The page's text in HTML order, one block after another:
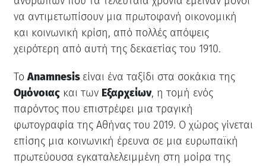
να αντιμετωπίσουν μια πρωτοφανή οικονομική
και κοινωνική κρίση, από πολλές απόψεις
χειρότερη από αυτή της δεκαετίας του 1910.
ΤοAnamnesis είναι ένα ταξίδι στα σοκάκια της
Ομόνοιαςκαι των Εξαρχείων, η τομή ενός
παρόντος που επιστρέφει μια τραγική
φωτογραφία της Αθήνας του 2019. Ο χώρος γίνεται
επίσης μια κοινωνική έρευνα σε μια ευρωπαϊκή
πρωτεύουσα εγκαταλελειμμένη στη μοίρα της